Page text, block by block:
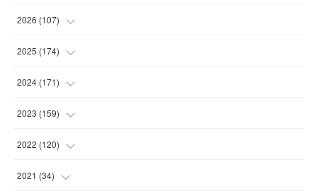
2026 (107)
(4)
(15
(15
(13
2025 (174)
(14
(14
(15
(15
2024 (171)
(13
(13
(15
2023 (159)
(14
(14 )
2022 (120)
(14 )
2021 (34)